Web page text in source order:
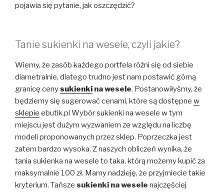
pojawia się pytanie, jak oszczędzić?
Tanie sukienki na wesele, czyli jakie?
Wiemy, że zasób każdego portfela różni się od siebie
diametralnie, dlatego trudno jest nam postawić górną
granicę cenysukienki na wesele. Postanowiłyśmy, że
będziemy się sugerować cenami, które są dostępne w
sklepie ebutik.pl Wybór sukienki na wesele w tym
miejscu jest dużym wyzwaniem ze względu na liczbę
modeli proponowanych przez sklep. Poprzeczka jest
zatem bardzo wysoka. Z naszych obliczeń wynika, że
tania sukienka na wesele to taka, którą możemy kupić za
maksymalnie 100 zł. Mamy nadzieję, że przyjmiecie takie
kryterium. Tańsze sukienki na wesele najczęściej